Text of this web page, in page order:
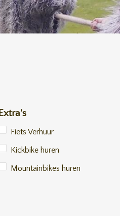
Extra's
Fiets Verhuur
Kickbike huren
Mountainbikes huren